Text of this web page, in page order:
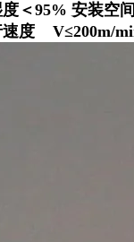
＜95% 安装空
速度 V≤200m/